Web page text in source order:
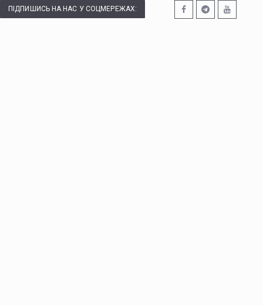
ПІДПИШИСЬ НА НАС У СОЦМЕРЕЖАХ: